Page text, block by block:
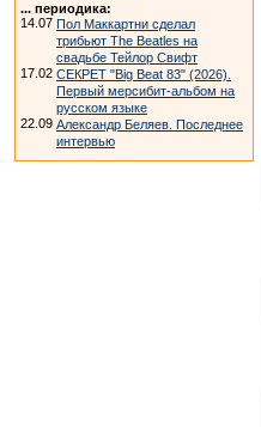
... периодика:
14.07 Пол Маккартни сделал
трибьют The Beatles на
свадьбе Тейлор Свифт
17.02 СЕКРЕТ "Big Beat 83" (2026).
Первый мерсибит-альбом на
русском языке
22.09 Александр Беляев. Последнее
интервью